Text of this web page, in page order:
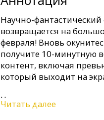
Научно-
возвращается на
февраля! Вновь
получите 10-минутную
контент, включая
который выходит на
Человечество
над обитаемым
Читать далее